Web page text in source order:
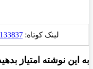
لینک کوتاه:
به این نوشته امتیاز